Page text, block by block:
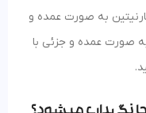
به صورت عمده و
صورت عمده و جزئی با